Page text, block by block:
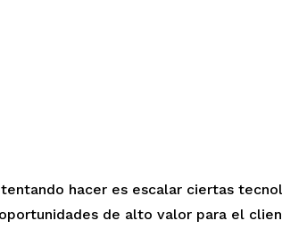
hacer es escalar ciertas
de alto valor para el